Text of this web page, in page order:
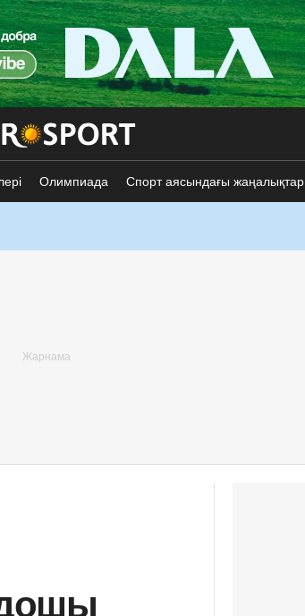
Олимпиада Спорт аясындағы жаңалықтар